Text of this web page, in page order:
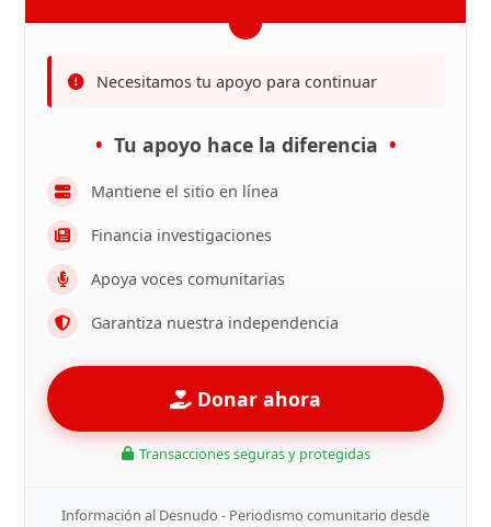
Necesitamos tu apoyo para continuar
Tu apoyo hace la diferencia
Mantiene el sitio en línea
Financia investigaciones
Apoya voces comunitarias
Garantiza nuestra independencia
Donar ahora
Transacciones seguras y protegidas
Información al Desnudo - Periodismo comunitario desde